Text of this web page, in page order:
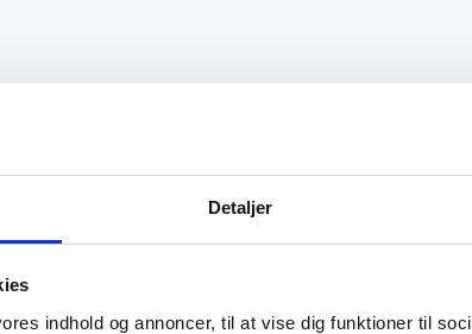
Detaljer
indhold og annoncer, til at vise dig funktioner til
oplevelse.”